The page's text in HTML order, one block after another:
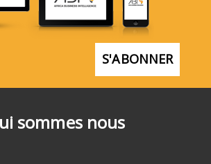
sommes nous
S'ABONNER